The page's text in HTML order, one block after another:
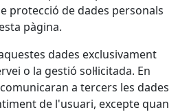
protecció de dades personals
pàgina.
dades exclusivament
o la gestió sol·licitada. En
a tercers les dades
de l'usuari, excepte quan